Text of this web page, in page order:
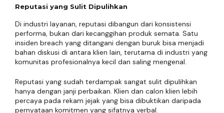
Reputasi yang Sulit Dipulihkan
Di industri layanan, reputasi dibangun dari konsistensi
performa, bukan dari kecanggihan produk semata. Satu
insiden breach yang ditangani dengan buruk bisa menjadi
bahan diskusi di antara klien lain, terutama di industri yang
komunitas profesionalnya kecil dan saling mengenal.
Reputasi yang sudah terdampak sangat sulit dipulihkan
hanya dengan janji perbaikan. Klien dan calon klien lebih
percaya pada rekam jejak yang bisa dibuktikan daripada
pernyataan komitmen yang sifatnya verbal.